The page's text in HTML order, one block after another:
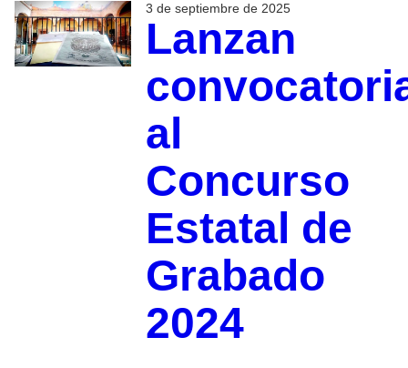
3 de septiembre de 2025
Lanzan
al
Concurso
Estatal de
Grabado
2024